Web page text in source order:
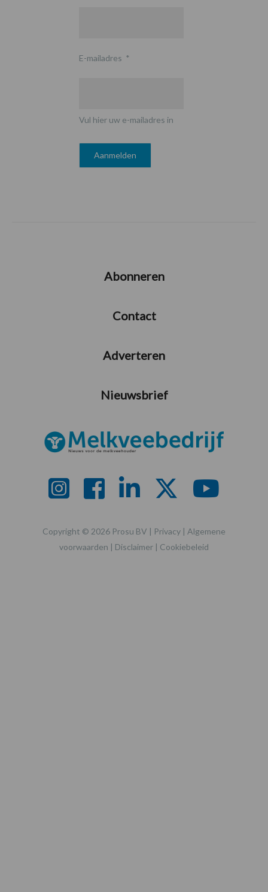
E-mailadres *
Vul hier uw e-mailadres in
Abonneren
Contact
Adverteren
Nieuwsbrief
Copyright © 2026 Prosu BV | Privacy | Algemene
voorwaarden | Disclaimer | Cookiebeleid